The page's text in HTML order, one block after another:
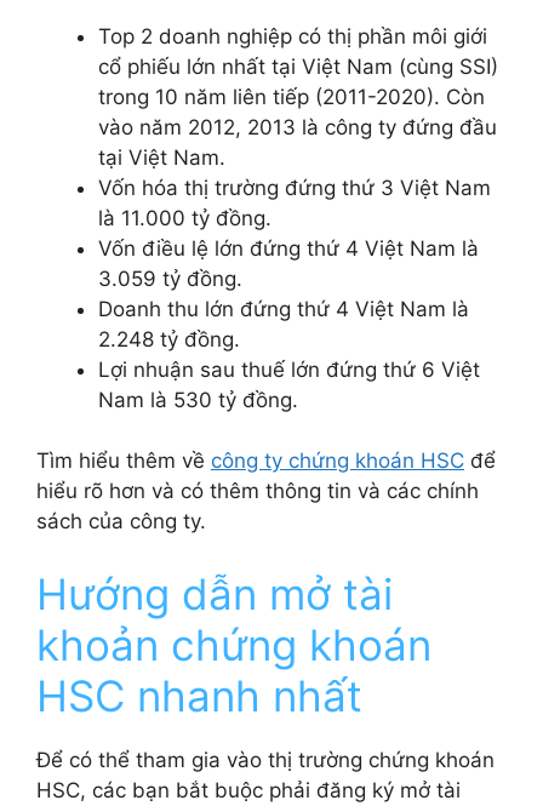
Top 2 doanh nghiệp có thị phần môi giới
cổ phiếu lớn nhất tại Việt Nam (cùng SSI)
trong 10 năm liên tiếp (2011-2020). Còn
vào năm 2012, 2013 là công ty đứng đầu
tại Việt Nam.
Vốn hóa thị trường đứng thứ 3 Việt Nam
là 11.000 tỷ đồng.
Vốn điều lệ lớn đứng thứ 4 Việt Nam là
3.059 tỷ đồng.
Doanh thu lớn đứng thứ 4 Việt Nam là
2.248 tỷ đồng.
Lợi nhuận sau thuế lớn đứng thứ 6 Việt
Nam là 530 tỷ đồng.
Tìm hiểu thêm về công ty chứng khoán HSC để
hiểu rõ hơn và có thêm thông tin và các chính
sách của công ty.
Hướng dẫn mở tài
khoản chứng khoán
HSC nhanh nhất
Để có thể tham gia vào thị trường chứng khoán
HSC, các bạn bắt buộc phải đăng ký mở tài